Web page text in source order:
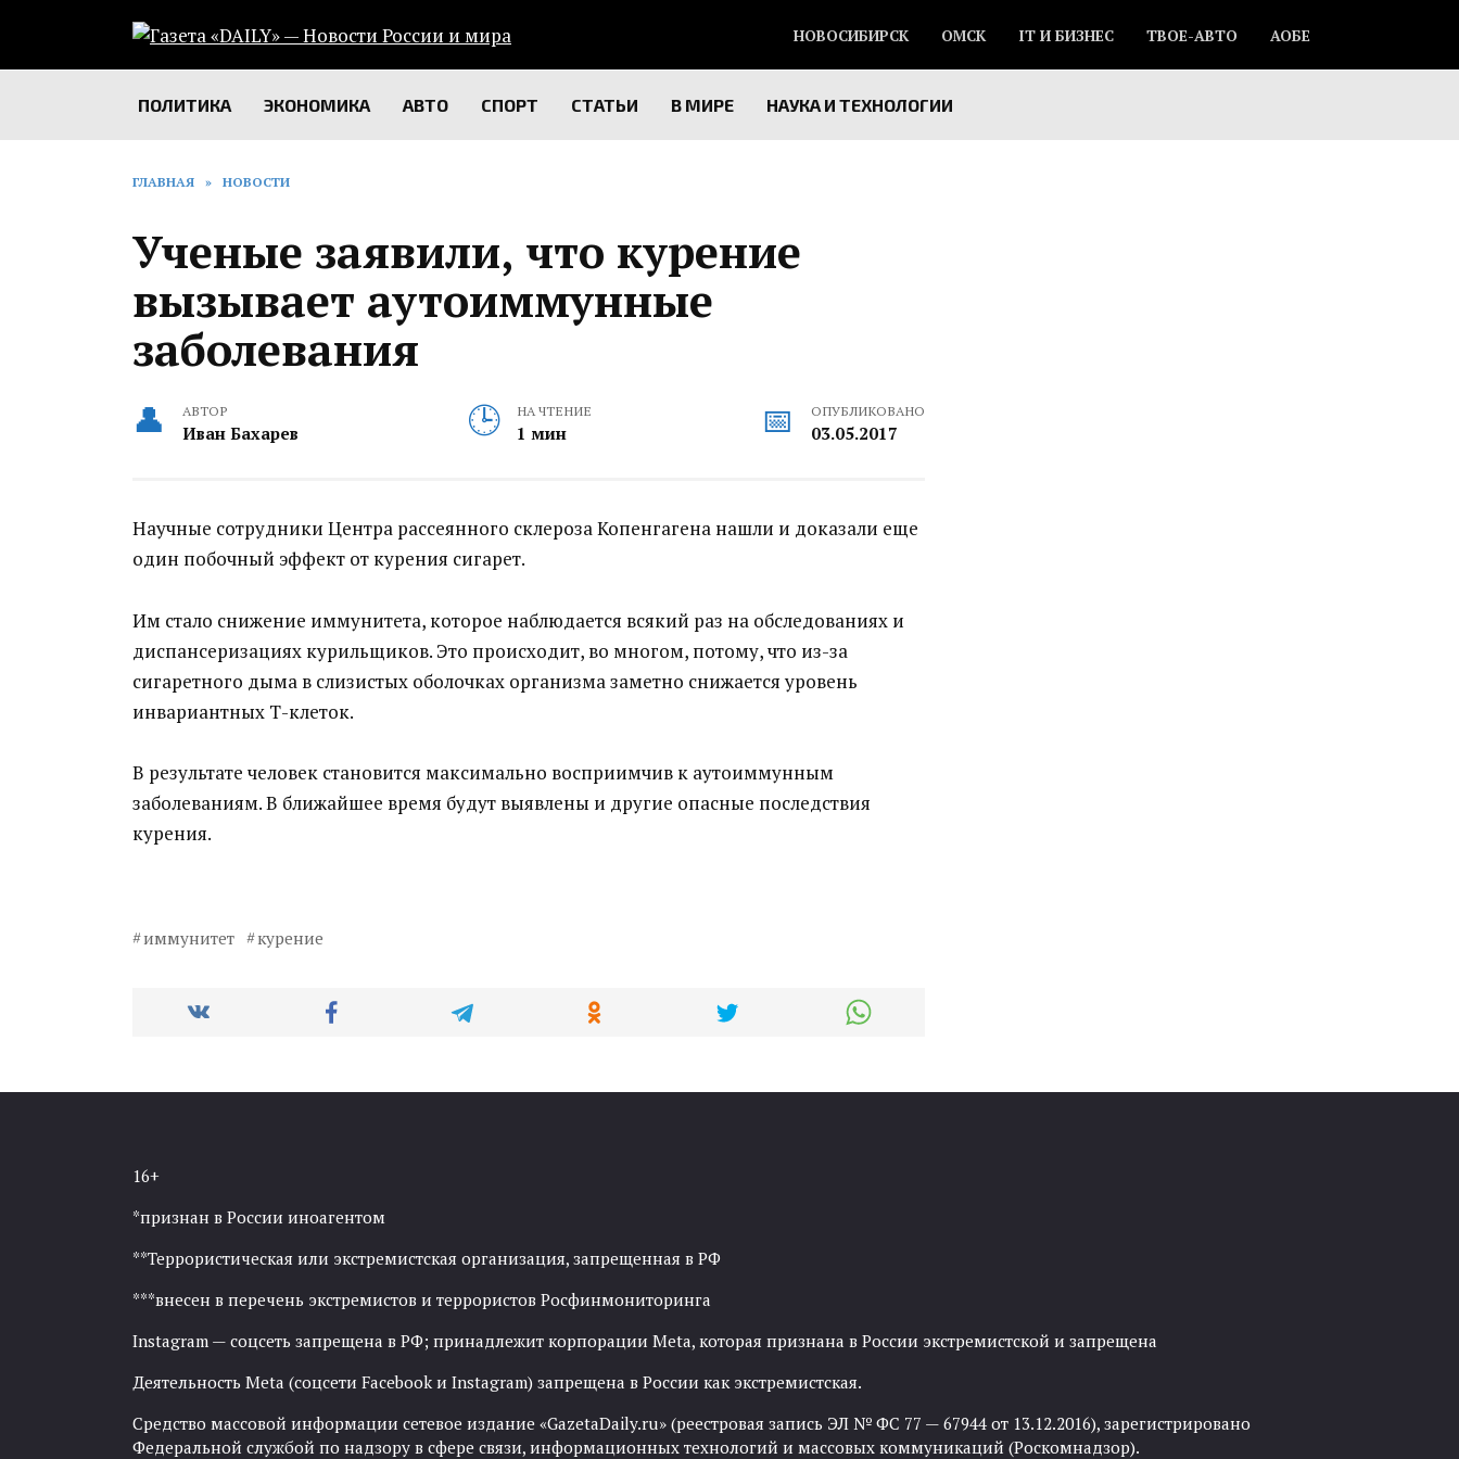
содержанию
НОВОСИБИРСК ОМСК IT И БИЗНЕС ТВОЕ-АВТО АОБЕ
ПОЛИТИКА ЭКОНОМИКА АВТО СПОРТ СТАТЬИ В МИРЕ НАУКА И ТЕХНОЛОГИИ
ГЛАВНАЯ » НОВОСТИ
Ученые заявили, что курение
вызывает аутоиммунные
заболевания‍
АВТОР
Иван Бахарев
НА ЧТЕНИЕ
1 мин
ОПУБЛИКОВАНО
03.05.2017
Научные сотрудники Центра рассеянного склероза Копенгагена нашли и доказали еще
один побочный эффект от курения сигарет.
Им стало снижение иммунитета, которое наблюдается всякий раз на обследованиях и
диспансеризациях курильщиков. Это происходит, во многом, потому, что из-за
сигаретного дыма в слизистых оболочках организма заметно снижается уровень
инвариантных Т-клеток.
В результате человек становится максимально восприимчив к аутоиммунным
заболеваниям. В ближайшее время будут выявлены и другие опасные последствия
курения.
иммунитет курение
16+
*признан в России иноагентом
**Террористическая или экстремистская организация, запрещенная в РФ
***внесен в перечень экстремистов и террористов Росфинмониторинга
Instagram — соцсеть запрещена в РФ; принадлежит корпорации Meta, которая признана в России экстремистской и запрещена
Деятельность Meta (соцсети Facebook и Instagram) запрещена в России как экстремистская.
Средство массовой информации сетевое издание «GazetaDaily.ru» (реестровая запись ЭЛ № ФС 77 — 67944 от 13.12.2016), зарегистрировано
Федеральной службой по надзору в сфере связи, информационных технологий и массовых коммуникаций (Роскомнадзор).